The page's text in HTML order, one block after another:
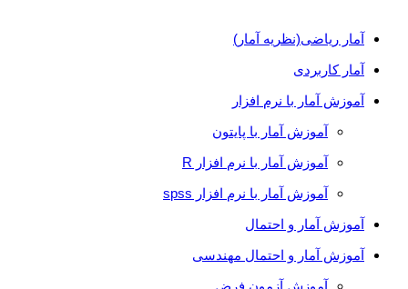
آمار ریاضی(نظریه آمار)
آمار کاربردی
آموزش آمار با نرم افزار
آموزش آمار با پایتون
آموزش آمار با نرم افزار R
آموزش آمار با نرم افزار spss
آموزش آمار و احتمال
آموزش آمار و احتمال مهندسی
آموزش آزمون فرض